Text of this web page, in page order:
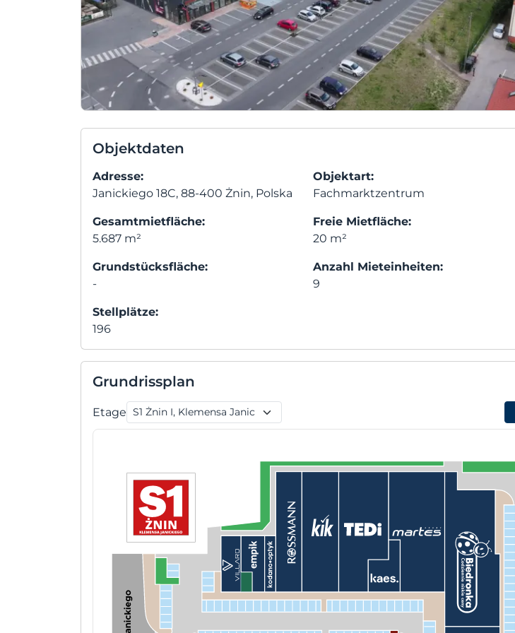
Objektdaten
Adresse:
Janickiego 18C, 88-400 Żnin, Polska
Objektart:
Fachmarktzentrum
Gesamtmietfläche:
5.687 m²
Freie Mietfläche:
20 m²
Grundstücksfläche:
-
Anzahl Mieteinheiten:
9
Stellplätze:
196
Grundrissplan
Etage